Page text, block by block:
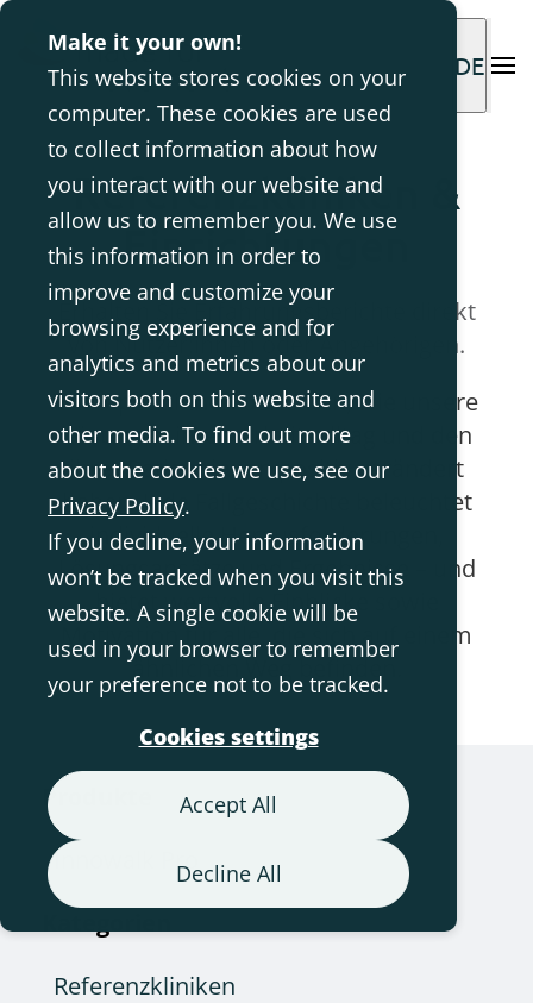
Make it your own!
This website stores cookies on your
computer. These cookies are used
to collect information about how
you interact with our website and
allow us to remember you. We use
this information in order to
improve and customize your
browsing experience and for
analytics and metrics about our
visitors both on this website and
other media. To find out more
about the cookies we use, see our
Privacy Policy.
If you decline, your information
won’t be tracked when you visit this
website. A single cookie will be
used in your browser to remember
your preference not to be tracked.
Cookies settings
Accept All
Decline All
DE
Referenzkliniken &
Einrichtungen
Erhalten Sie Erfahrungsberichte direkt
von Nutzer:innen oder Angehörigen.
Therapeut:innen berichten, wie unsere
Lösungen ihren Arbeitsalltag und den
ihrer Patient:innen positiv verändert
haben. Jede Fallgeschichte beleuchtet
individuelle Herausforderungen,
Lösungsansätze und Ergebnisse – und
bietet wertvolle Einblicke sowie
Motivation für alle, die sich auf einem
ähnlichen Weg befinden.
Produkte
Innowalk Pro
Referenzkliniken